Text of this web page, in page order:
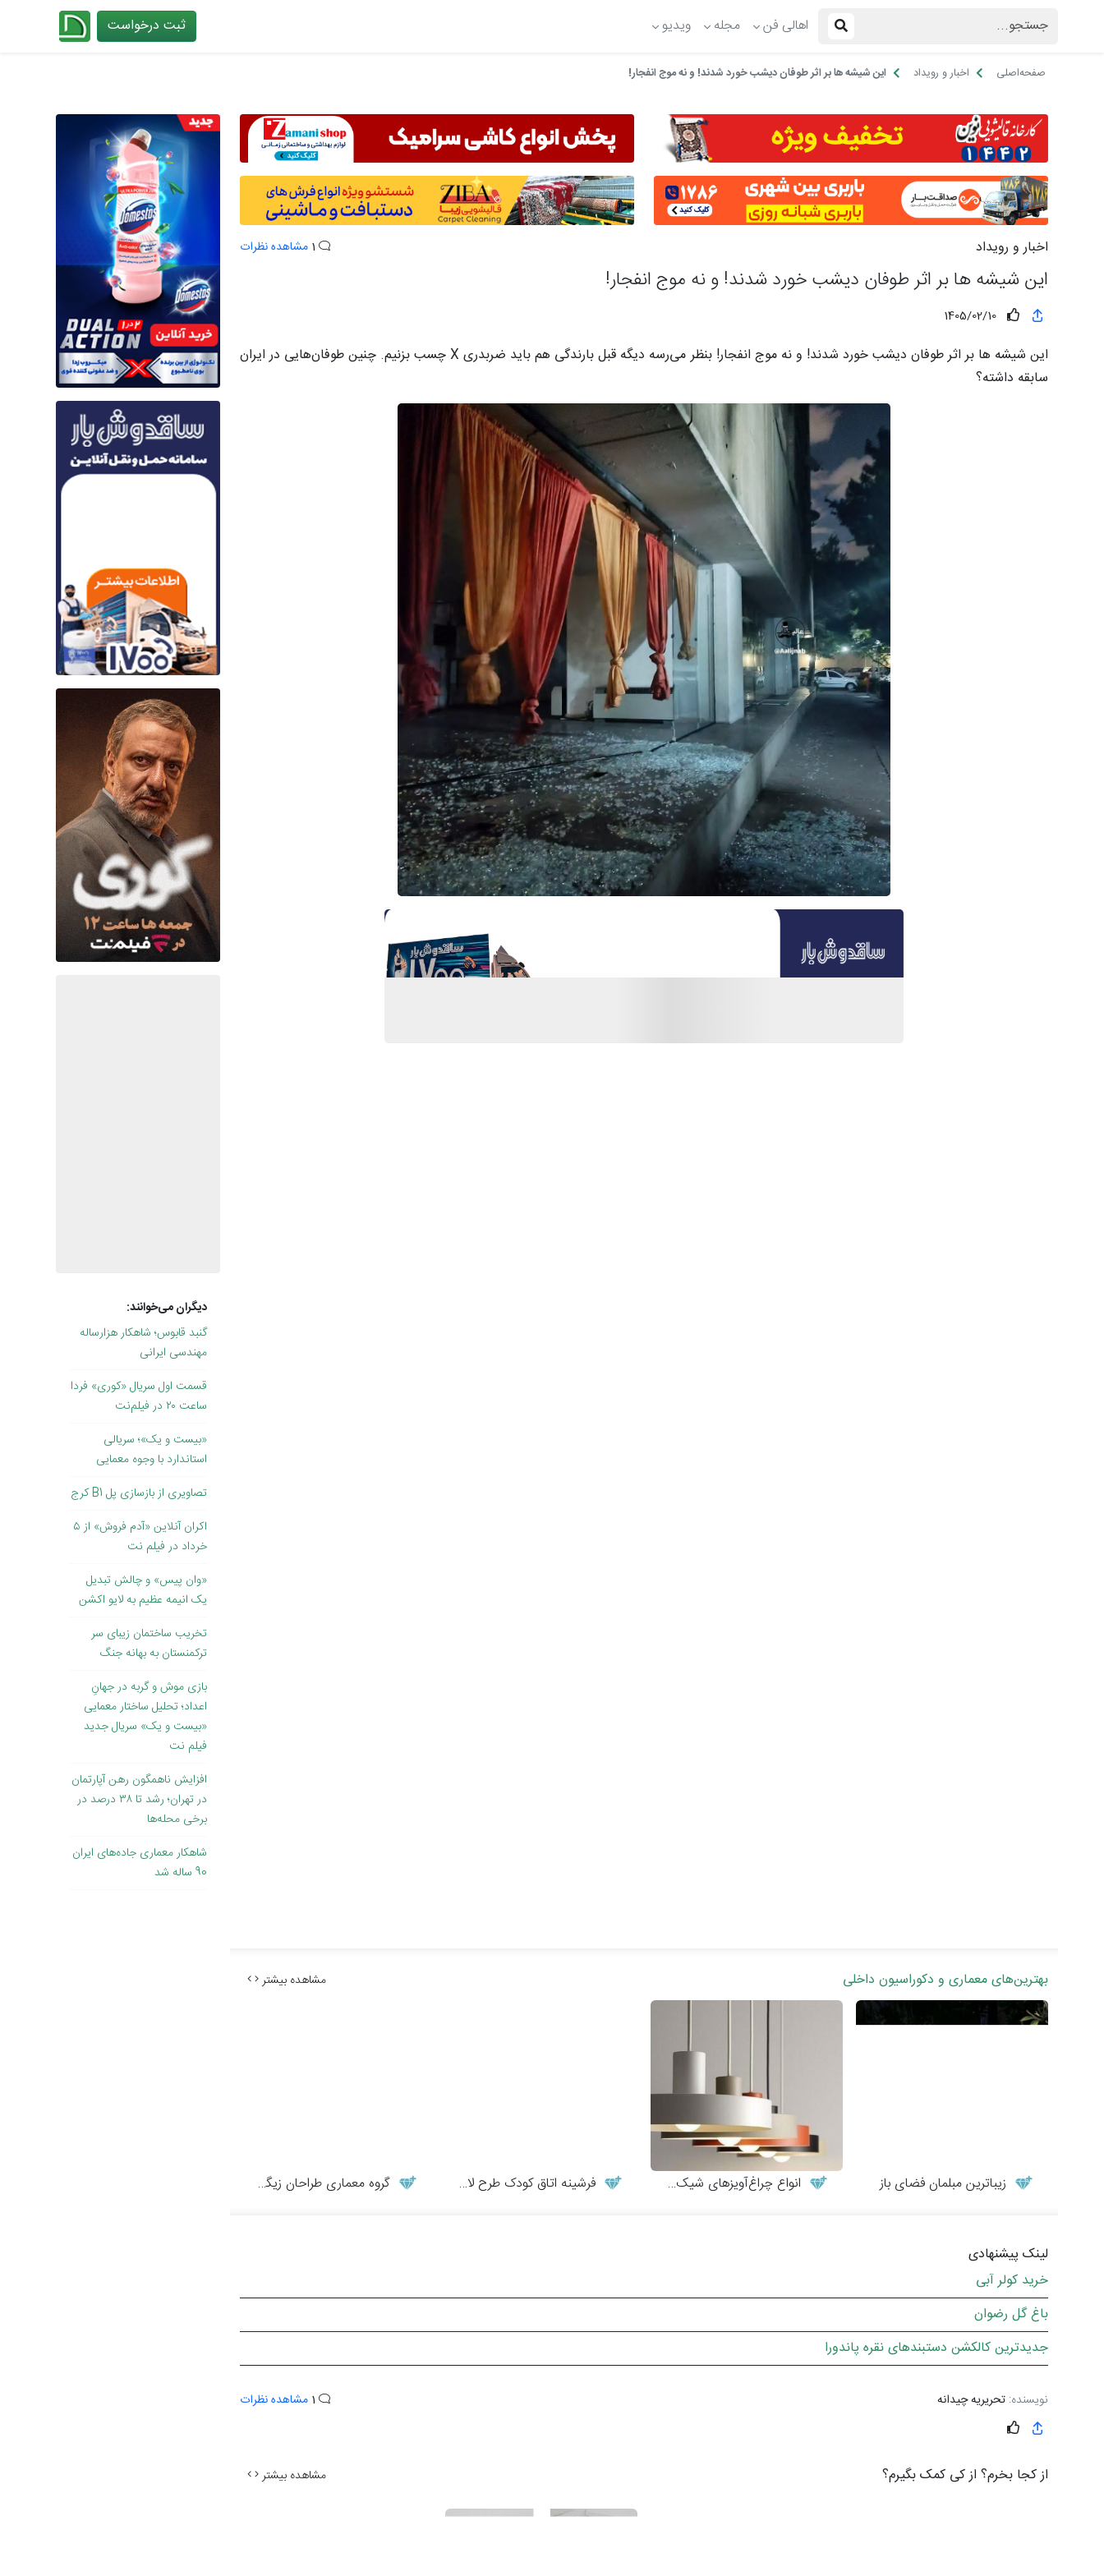
اهالی فن مجله ویدیو ثبت درخواست
صفحه‌اصلی اخبار و رویداد این شيشه‌ ها بر اثر طوفان دیشب خورد شدند! و نه موج انفجار!
اخبار و رویداد مشاهده نظرات
این شيشه‌ ها بر اثر طوفان دیشب خورد شدند! و نه موج انفجار!
1405/02/10
این شيشه‌ ها بر اثر طوفان دیشب خورد شدند! و نه موج انفجار! بنظر می‌رسه دیگه قبل بارندگی هم باید ضربدری X چسب بزنیم. چنین طوفان‌هایی در ایران
سابقه داشته؟
بهترین‌های معماری و دکوراسیون داخلی مشاهده بیشتر
زیباترین مبلمان فضای باز انواع چراغ‌آویزهای شیک و مدرن فرشینه اتاق کودک طرح لاما گروه معماری طراحان زیگورات
لینک پیشنهادی
خرید کولر آبی
باغ گل رضوان
جدیدترین کالکشن دستبندهای نقره پاندورا
نویسنده: تحریریه چیدانه مشاهده نظرات
از کجا بخرم؟ از کی کمک بگیرم؟ مشاهده بیشتر
گنبد قابوس؛ شاهکار هزارساله
مهندسی ایرانی
قسمت اول سریال «کوری» فردا
ساعت ۲۰ در فیلم‌نت
«بیست و یک»؛ سریالی
استاندارد با وجوه معمایی
تصاویری از بازسازی پل B1 کرج
اکران آنلاین «آدم فروش» از ۵
خرداد در فیلم نت
«وان پیس» و چالش تبدیل
یک انیمه عظیم به لایو اکشن
تخریب ساختمان زیبای سر
ترکمنستان به بهانه جنگ
بازی موش و گربه در جهانِ
اعداد؛ تحلیل ساختار معمایی
«بیست و یک» سریال جدید
فیلم نت
افزایش ناهمگون رهن آپارتمان
در تهران؛ رشد تا ۳۸ درصد در
برخی محله‌ها
شاهکار معماری جاده‌های ایران
90 ساله شد